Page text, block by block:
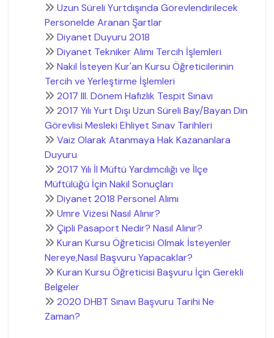
Uzun Süreli Yurtdışında Görevlendirilecek
Personelde Aranan Şartlar
Diyanet Duyuru 2018
Diyanet Tekniker Alımı Tercih İşlemleri
Nakil İsteyen Kur'an Kursu Öğreticilerinin
Tercih ve Yerleştirme İşlemleri
2017 III. Dönem Hafızlık Tespit Sınavı
2017 Yılı Yurt Dışı Uzun Süreli Bay/Bayan Din
Görevlisi Mesleki Ehliyet Sınav Tarihleri
Vaiz Olarak Atanmaya Hak Kazananlara
Duyuru
2017 Yılı İl Müftü Yardımcılığı ve İlçe
Müftülüğü İçin Nakil Sonuçları
Diyanet 2018 Personel Alımı
Umre Vizesi Nasıl Alınır?
Çipli Pasaport Nedir? Nasıl Alınır?
Kuran Kursu Öğreticisi Olmak İsteyenler
Nereye,Nasıl Başvuru Yapacaklar?
Kuran Kursu Öğreticisi Başvuru İçin Gerekli
Belgeler
2020 DHBT Sınavı Başvuru Tarihi Ne
Zaman?